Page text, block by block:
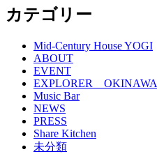
カテゴリー
Mid-Century House YOGI
ABOUT
EVENT
EXPLORER OKINAWA
Music Bar
NEWS
PRESS
Share Kitchen
未分類